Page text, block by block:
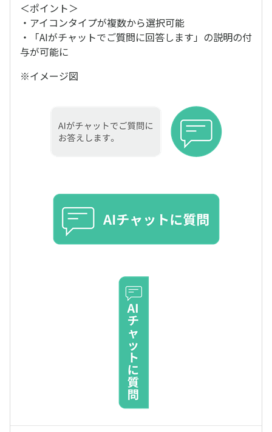
＜ポイント＞
・アイコンタイプが複数から選択可能
・「AIがチャットでご質問に回答します」の説明の付
与が可能に
※イメージ図